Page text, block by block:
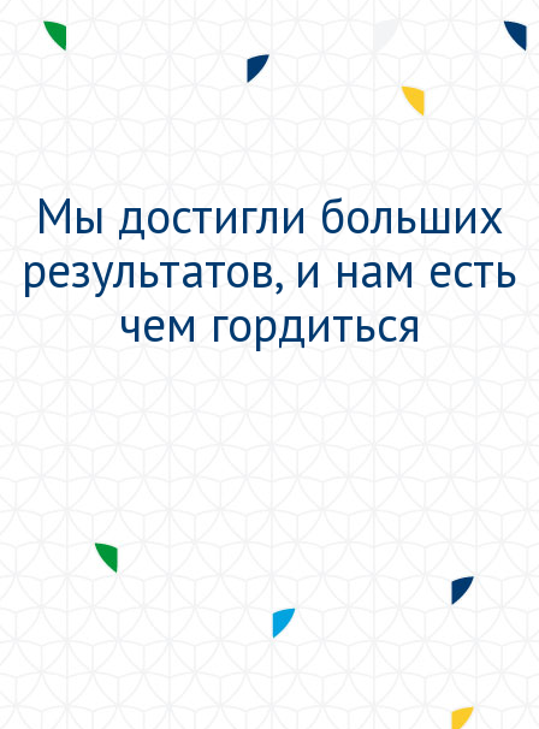
Мы достигли больших
результатов, и нам есть
чем гордиться